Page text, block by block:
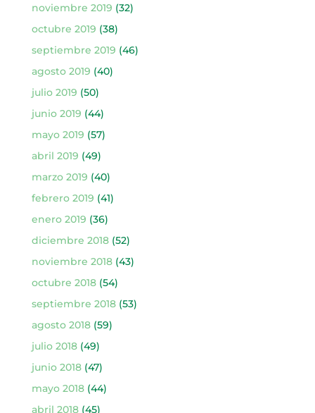
noviembre 2019 (32)
octubre 2019 (38)
septiembre 2019 (46)
agosto 2019 (40)
julio 2019 (50)
junio 2019 (44)
mayo 2019 (57)
abril 2019 (49)
marzo 2019 (40)
febrero 2019 (41)
enero 2019 (36)
diciembre 2018(52)
noviembre 2018(43)
octubre 2018(54)
septiembre 2018(53)
agosto 2018(59)
julio 2018(49)
junio 2018(47)
mayo 2018(44)
abril 2018(45)